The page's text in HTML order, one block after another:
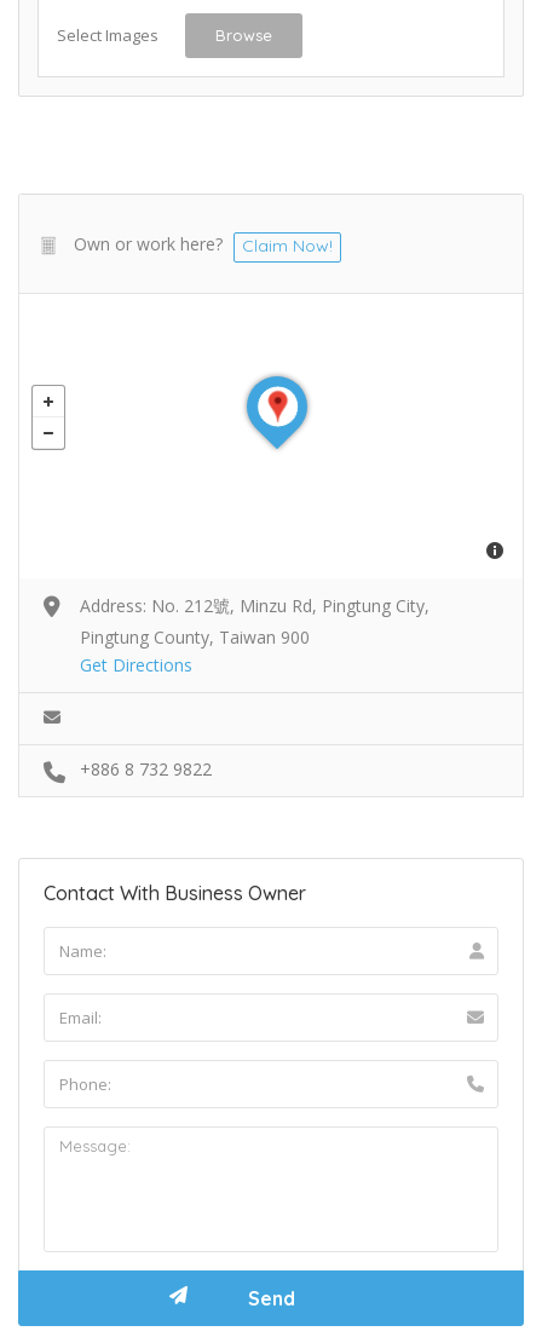
Select Images Browse
Own or work here? Claim Now!
Address: No. 212號, Minzu Rd, Pingtung City,
Pingtung County, Taiwan 900
Get Directions
+886 8 732 9822
Contact With Business Owner